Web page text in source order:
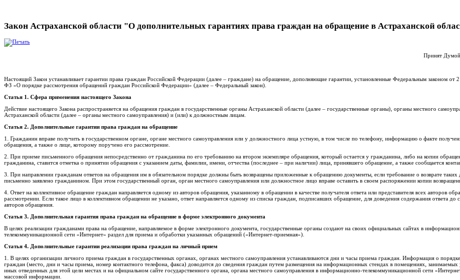
Закон Астраханской области "О дополнительных гарантиях права граждан на обращение в Астраханской
Принят Думой
Настоящий Закон устанавливает гарантии права граждан Российской Федерации (далее – граждане) на обращение, дополняющие гарантии, установленные Федеральным законом
ФЗ «О порядке рассмотрения обращений граждан Российской Федерации» (далее – Федеральный закон).
Статья 1. Сфера применения настоящего Закона
Действие настоящего Закона распространяется на обращения граждан в государственные органы Астраханской области (далее – государственные органы), органы местного
Астраханской области (далее – органы местного самоуправления) и (или) к должностным лицам.
Статья 2. Дополнительные гарантии права граждан на обращение
1. Гражданин вправе получить в государственном органе, органе местного самоуправления или у должностного лица устную, в том числе по телефону, информацию о факте
обращения, а также о лице, которому поручено его рассмотрение.
2. При приеме письменного обращения непосредственно от гражданина по его требованию на втором экземпляре обращения, который остается у гражданина, либо на копии
гражданина, ставится отметка о принятии обращения с указанием даты, фамилии, имени, отчества (последнее – при наличии) лица, принявшего обращение, а также сообщается
3. При направлении гражданам ответов на обращения им в обязательном порядке должны быть возвращены приложенные к обращению документы, если требование о возврате таких
письменно заявлено гражданином. При этом государственный орган, орган местного самоуправления или должностное лицо вправе оставить в своем распоряжении копии
4. Ответ на коллективное обращение граждан направляется одному из авторов обращения, указанному в обращении в качестве получателя ответа или представителя всех авторов
рассмотрении. Если такое лицо в коллективном обращении не указано, ответ направляется одному из списка граждан, подписавших обращение, для доведения содержания ответа до
авторов обращения.
Статья 3. Дополнительная гарантия права граждан на обращение в форме электронного документа
В целях реализации гражданами права на обращение, направляемое в форме электронного документа, государственные органы создают на своих официальных сайтах в
телекоммуникационной сети «Интернет» раздел для приема и обработки указанных обращений («Интернет-приемная»).
Статья 4. Дополнительные гарантии реализации права граждан на личный прием
1. В целях организации личного приема граждан в государственных органах, органах местного самоуправления устанавливаются дни и часы приема граждан. Информация о
граждан (место, дни и часы приема, номер контактного телефона, факса) доводится до сведения граждан путем размещения на информационных стендах в помещениях,
иных отведенных для этой цели местах и на официальном сайте государственного органа, органа местного самоуправления в информационно-телекоммуникационной сети
массовой информации.